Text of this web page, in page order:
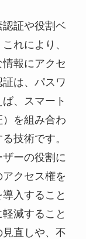
証や役割ベ
れにより、
報にアクセ
は、パスワ
、スマート
を組み合わ
技術です。
ーの役割に
クセス権を
入すること
減すること
直しや、不